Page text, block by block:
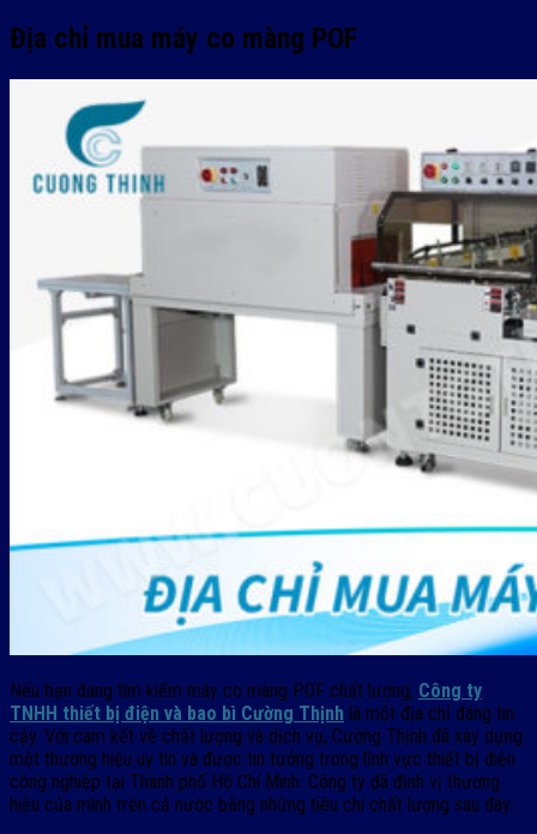
Địa chỉ mua máy co màng POF
Nếu bạn đang tìm kiếm máy co màng POF chất lượng, Công ty
TNHH thiết bị điện và bao bì Cường Thịnh là một địa chỉ đáng tin
cậy. Với cam kết về chất lượng và dịch vụ, Cường Thịnh đã xây dựng
một thương hiệu uy tín và được tin tưởng trong lĩnh vực thiết bị điện
công nghiệp tại Thành phố Hồ Chí Minh. Công ty đã định vị thương
hiệu của mình trên cả nước bằng những tiêu chí chất lượng sau đây: